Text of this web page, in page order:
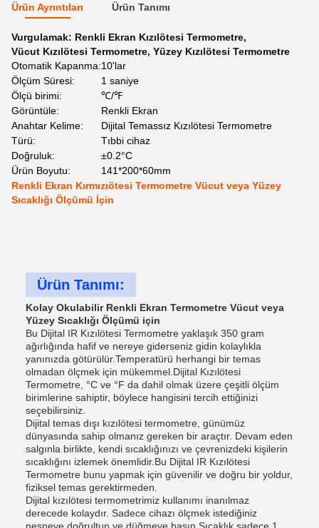
Ürün Ayrıntıları Ürün Tanımı
Vurgulamak: Renkli Ekran Kızılötesi Termometre,
Vücut Kızılötesi Termometre, Yüzey Kızılötesi Termometre
Otomatik Kapanma:10'lar
Ölçüm Süresi:
1 saniye
Ölçü birimi:
℃/℉
Görüntüle:
Renkli Ekran
Anahtar Kelime:
Dijital Temassız Kızılötesi Termometre
Türü:
Tıbbi cihaz
Doğruluk:
±0.2°C
Ürün Boyutu:
141*200*60mm
Renkli Ekran Kırmızıötesi Termometre Vücut veya Yüzey
Sıcaklığı Ölçümü İçin
Ürün Tanımı:
Kolay Okulabilir Renkli Ekran Termometre Vücut veya
Yüzey Sıcaklığı Ölçümü için
Bu Dijital IR Kızılötesi Termometre yaklaşık 350 gram
ağırlığında hafif ve nereye giderseniz gidin kolaylıkla
yanınızda götürülür.Temperatürü herhangi bir temas
olmadan ölçmek için mükemmel.Dijital Kızılötesi
Termometre, °C ve °F da dahil olmak üzere çeşitli ölçüm
birimlerine sahiptir, böylece hangisini tercih ettiğinizi
seçebilirsiniz.
Dijital temas dışı kızılötesi termometre, günümüz
dünyasında sahip olmanız gereken bir araçtır. Devam eden
salgınla birlikte, kendi sıcaklığınızı ve çevrenizdeki kişilerin
sıcaklığını izlemek önemlidir.Bu Dijital IR Kızılötesi
Termometre bunu yapmak için güvenilir ve doğru bir yoldur,
fiziksel temas gerektirmeden.
Dijital kızılötesi termometrimiz kullanımı inanılmaz
derecede kolaydır. Sadece cihazı ölçmek istediğiniz